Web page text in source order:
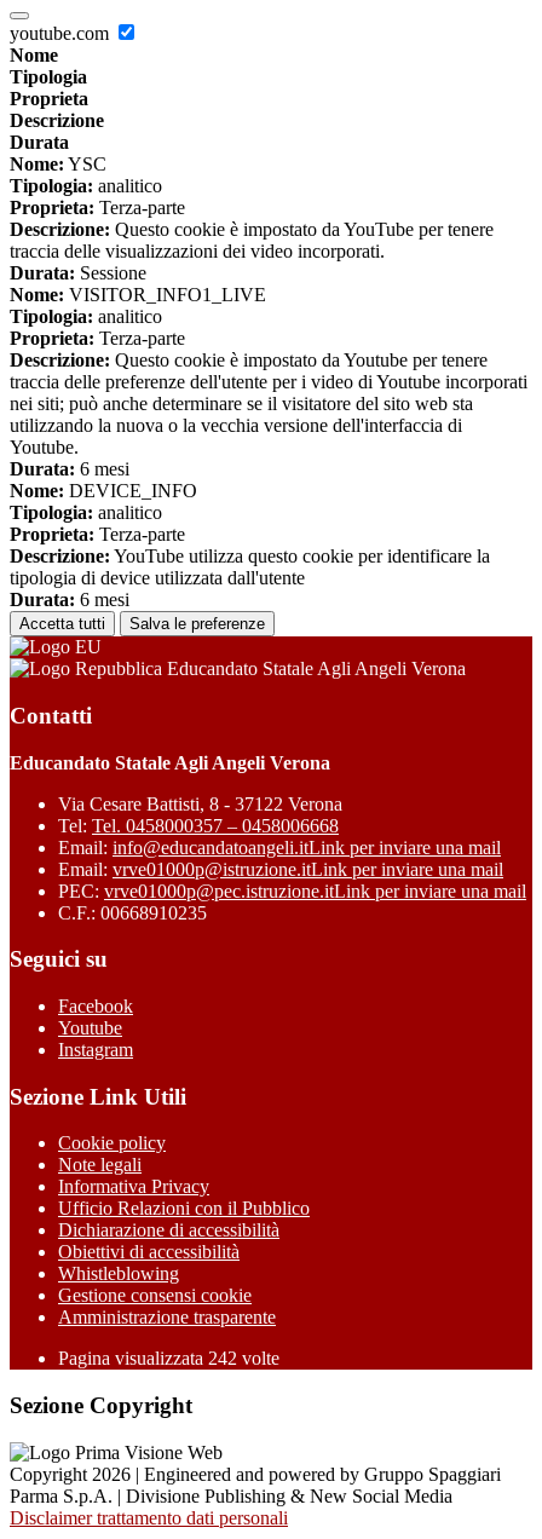
youtube.com
Nome
Tipologia
Proprieta
Descrizione
Durata
Nome: YSC
Tipologia: analitico
Proprieta: Terza-parte
Descrizione: Questo cookie è impostato da YouTube per tenere
traccia delle visualizzazioni dei video incorporati.
Durata: Sessione
Nome: VISITOR_INFO1_LIVE
Tipologia: analitico
Proprieta: Terza-parte
Descrizione: Questo cookie è impostato da Youtube per tenere
traccia delle preferenze dell'utente per i video di Youtube incorporati
nei siti; può anche determinare se il visitatore del sito web sta
utilizzando la nuova o la vecchia versione dell'interfaccia di
Youtube.
Durata: 6 mesi
Nome: DEVICE_INFO
Tipologia: analitico
Proprieta: Terza-parte
Descrizione: YouTube utilizza questo cookie per identificare la
tipologia di device utilizzata dall'utente
Durata: 6 mesi
Accetta tutti Salva le preferenze
Educandato Statale Agli Angeli Verona
Contatti
Educandato Statale Agli Angeli Verona
Via Cesare Battisti, 8 - 37122 Verona
Tel: Tel. 0458000357 – 0458006668
Email: info@educandatoangeli.itLink per inviare una mail
Email: vrve01000p@istruzione.itLink per inviare una mail
PEC: vrve01000p@pec.istruzione.itLink per inviare una mail
C.F.: 00668910235
Seguici su
Facebook
Youtube
Instagram
Sezione Link Utili
Cookie policy
Note legali
Informativa Privacy
Ufficio Relazioni con il Pubblico
Dichiarazione di accessibilità
Obiettivi di accessibilità
Whistleblowing
Gestione consensi cookie
Amministrazione trasparente
Pagina visualizzata 242 volte
Sezione Copyright
Copyright 2026 | Engineered and powered by Gruppo Spaggiari
Parma S.p.A. | Divisione Publishing & New Social Media
Disclaimer trattamento dati personali